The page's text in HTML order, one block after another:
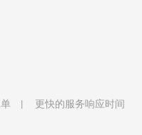
更快的服务响应时间